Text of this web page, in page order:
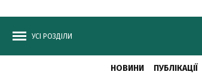
УСІ РОЗДІЛИ
НОВИНИ ПУБЛІКАЦІЇ